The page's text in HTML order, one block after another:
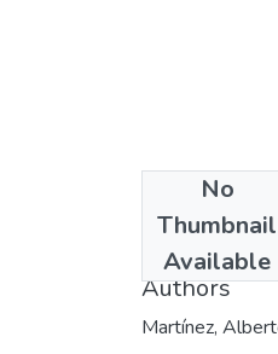
No
Thumbnail
Available
1994-04-30
Authors
Martínez,